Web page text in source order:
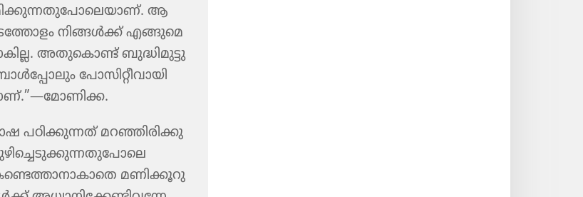
ആ
നിങ്ങൾക്ക്‌ എങ്ങു​മെ​
അതു​കൊണ്ട്‌ ബുദ്ധി​മു​ട്ടു​
പോസി​റ്റീ​വാ​യി
പഠിക്കു​ന്നത്‌ മറഞ്ഞി​രി​ക്കു​
മണിക്കൂ​റു​